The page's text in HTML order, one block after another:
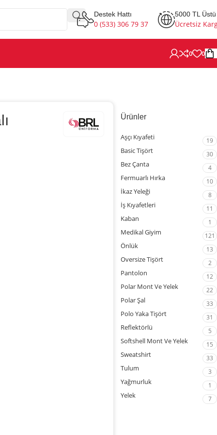
Destek Hattı
0 (533) 306 79 37
5000 TL Üstü
Ücretsiz
0 0
Ürünler
Aşçı Kıyafeti 19
Basic Tişört 30
Bez Çanta 4
Fermuarlı Hırka 10
İkaz Yeleği 8
İş Kıyafetleri 11
Kaban 1
Medikal Giyim 121
Önlük 13
Oversize Tişört 2
Pantolon 12
Polar Mont Ve Yelek 22
Polar Şal 33
Polo Yaka Tişört 31
Reflektörlü 5
Softshell Mont Ve Yelek 15
Sweatshirt 33
Tulum 3
Yağmurluk 1
Yelek 7